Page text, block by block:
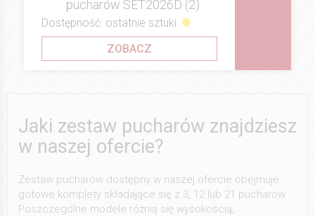
pucharów SET2026D (2)
Dostępność: ostatnie sztuki
ZOBACZ
Jaki zestaw pucharów znajdziesz
w naszej ofercie?
Zestaw pucharów dostępny w naszej ofercie obejmuje
gotowe komplety składające się z 3, 12 lub 21 pucharów.
Poszczególne modele różnią się wysokością,